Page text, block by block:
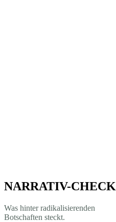
NARRATIV-CHECK
Was hinter radikalisierenden
Botschaften steckt.